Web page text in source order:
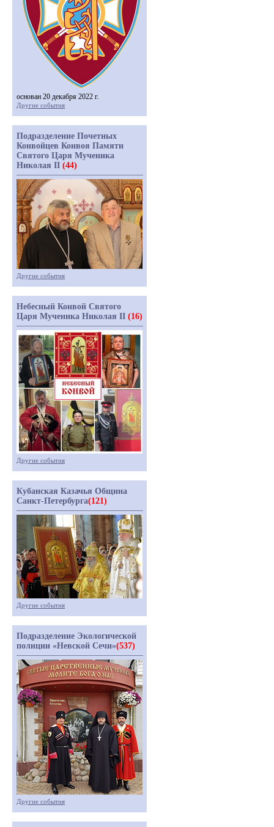
основан 20 декабря 2022 г.
Другие события
Подразделение Почетных
Конвойцев Конвоя Памяти
Святого Царя Мученика
Николая II (44)
Другие события
Небесный Конвой Святого
Царя Мученика Николая II (16)
Другие события
Кубанская Казачья Община
Санкт-Петербурга(121)
Другие события
Подразделение Экологической
полиции «Невской Сечи»(537)
Другие события